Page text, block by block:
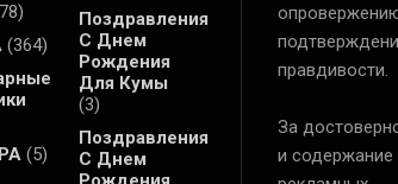
(364)
(5)
Поздравления
С Днем
Рождения
Для Кумы
(3)
Поздравления
С Днем
правдивости.
За
и содержание